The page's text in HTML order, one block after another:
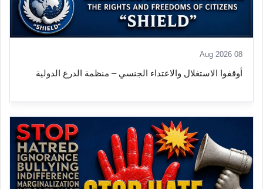
08 Aug 2026
أوقفوا الاستغلال والاعتداء الجنسي – منظمة الدرع الدولية